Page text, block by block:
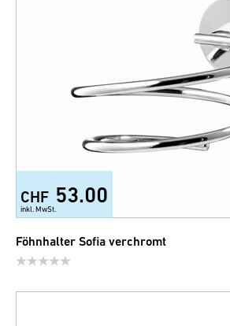
CHF 53.00
inkl. MwSt.
Föhnhalter Sofia verchromt